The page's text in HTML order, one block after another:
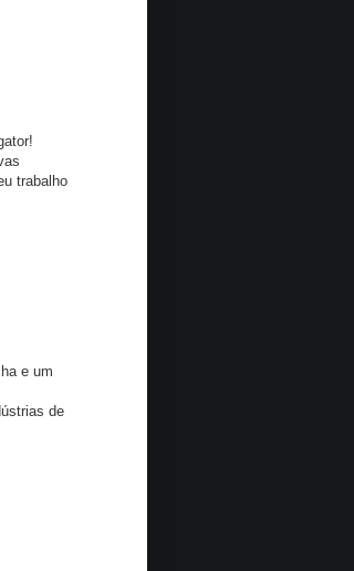
trabalho
e um
de